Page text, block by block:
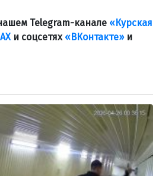
Telegram-канале «Курская
и соцсетях «ВКонтакте»и